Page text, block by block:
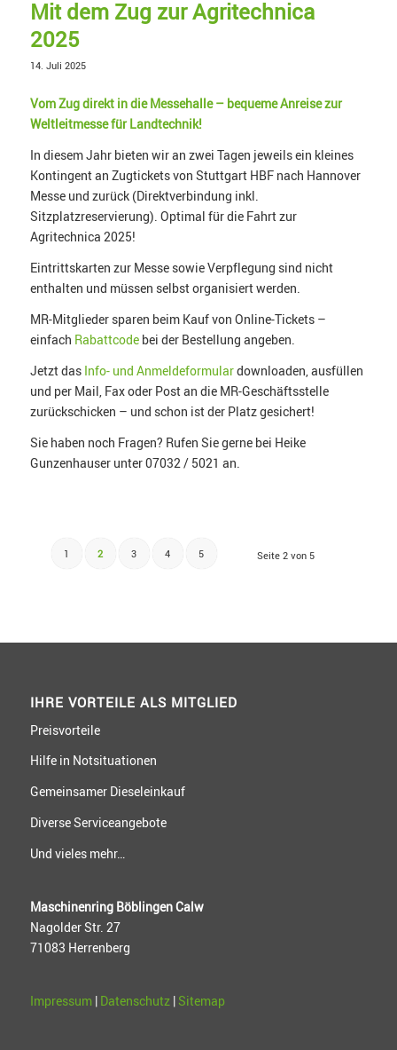
Mit dem Zug zur Agritechnica
2025
14. Juli 2025
Vom Zug direkt in die Messehalle – bequeme Anreise zur
Weltleitmesse für Landtechnik!
In diesem Jahr bieten wir an zwei Tagen jeweils ein kleines
Kontingent an Zugtickets von Stuttgart HBF nach Hannover
Messe und zurück (Direktverbindung inkl.
Sitzplatzreservierung). Optimal für die Fahrt zur
Agritechnica 2025!
Eintrittskarten zur Messe sowie Verpflegung sind nicht
enthalten und müssen selbst organisiert werden.
MR-Mitglieder sparen beim Kauf von Online-Tickets –
einfach Rabattcodebei der Bestellung angeben.
Jetzt das Info- und Anmeldeformulardownloaden, ausfüllen
und per Mail, Fax oder Post an die MR-Geschäftsstelle
zurückschicken – und schon ist der Platz gesichert!
Sie haben noch Fragen? Rufen Sie gerne bei Heike
Gunzenhauser unter 07032 / 5021 an.
Seite 2 von 5
1 2 3 4 5
IHRE VORTEILE ALS MITGLIED
Preisvorteile
Hilfe in Notsituationen
Gemeinsamer Dieseleinkauf
Diverse Serviceangebote
Und vieles mehr…
Maschinenring Böblingen Calw
Nagolder Str. 27
71083 Herrenberg
Impressum| Datenschutz| Sitemap